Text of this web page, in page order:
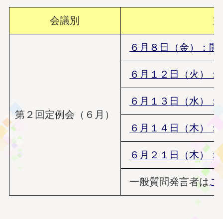
会議別
第２回定例会（６月）
６月８日（金）：
６月１２日（火）：
６月１３日（水）：
６月１４日（木）
６月２１日（木）
一般質問発言者はこ